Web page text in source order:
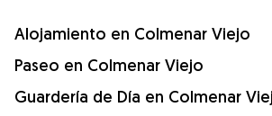
Alojamiento en Colmenar Viejo
Paseo en Colmenar Viejo
Guardería de Día en Colmenar